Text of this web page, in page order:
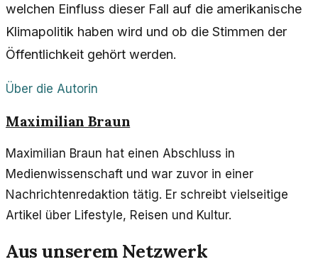
welchen Einfluss dieser Fall auf die amerikanische
Klimapolitik haben wird und ob die Stimmen der
Öffentlichkeit gehört werden.
Über die Autorin
Maximilian Braun
Maximilian Braun hat einen Abschluss in
Medienwissenschaft und war zuvor in einer
Nachrichtenredaktion tätig. Er schreibt vielseitige
Artikel über Lifestyle, Reisen und Kultur.
Aus unserem Netzwerk